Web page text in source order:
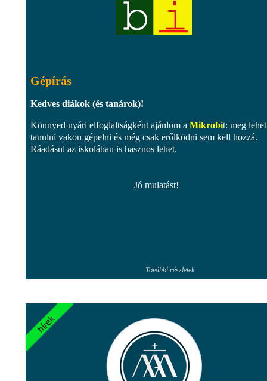
Gépírás
Kedves diákok (és tanárok)!
Könnyed nyári elfoglaltságként ajánlom a Mikrobit: meg lehet
tanulni vakon gépelni és még csak erőlködni sem kell hozzá.
Ráadásul az iskolában is hasznos lehet.
Jó mulatást!
További részletek